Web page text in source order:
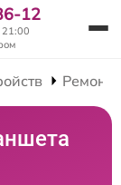
12
21:00
Ремонт